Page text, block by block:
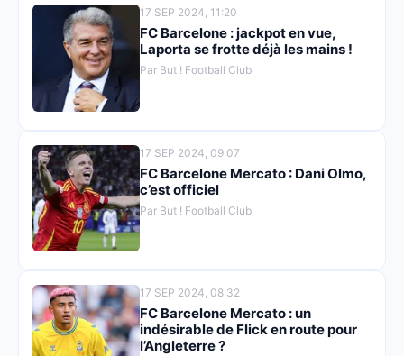
17 SEP 2024, 11:20
FC Barcelone : jackpot en vue,
Laporta se frotte déjà les mains !
Par But ! Football Club
17 SEP 2024, 09:07
FC Barcelone Mercato : Dani Olmo,
c’est officiel
Par But ! Football Club
17 SEP 2024, 08:32
FC Barcelone Mercato : un
indésirable de Flick en route pour
l’Angleterre ?